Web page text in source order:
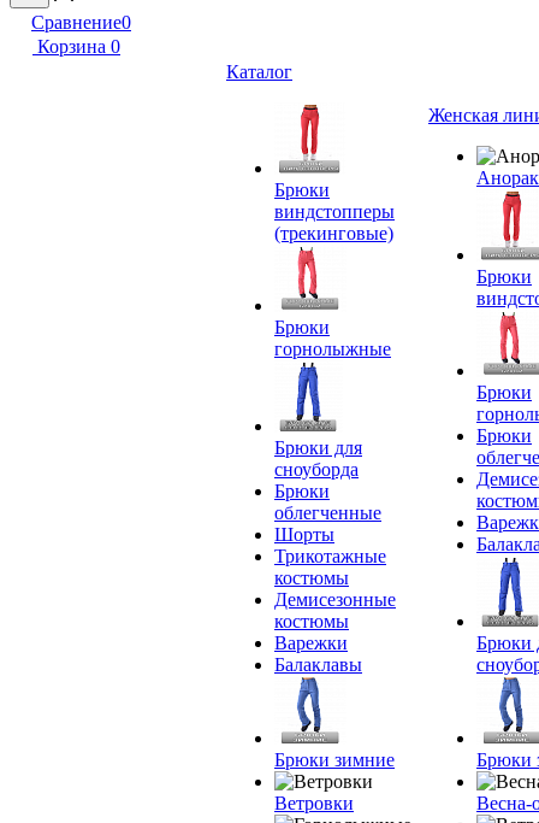
Сравнение0
Корзина 0
Каталог
Брюки
виндстопперы
(трекинговые)
Брюки
горнолыжные
Брюки для
сноуборда
Брюки
облегченные
Шорты
Трикотажные
костюмы
Демисезонные
костюмы
Варежки
Балаклавы
Брюки зимние
Ветровки
Женская
Брюки
Брюки
Брюки
Брюки
Брюки
Весна-